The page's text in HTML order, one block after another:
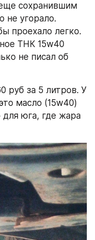
сохранившим
не угорало.
проехало легко.
ТНК 15w40
не писал об
руб за 5 литров. У
масло (15w40)
для юга, где жара